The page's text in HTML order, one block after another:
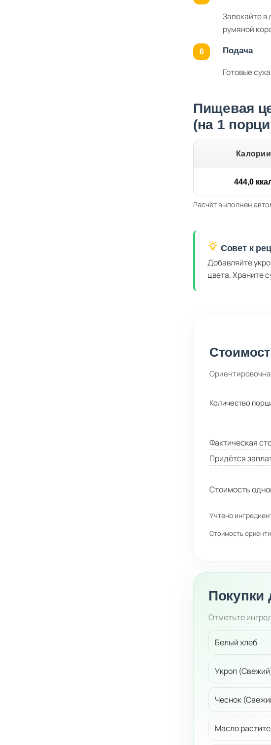
Запекайте в
румяной
Подача
Готовые
Пищевая
(на 1
Калории
444,0
Расчёт выполнен
Совет к
Добавляйте
цвета. Храните
Количество
Фактическая
Придётся
Стоимость
Учтено
Стоимость
Покупки
Отметьте
Белый хлеб
Укроп
Чеснок
Масло